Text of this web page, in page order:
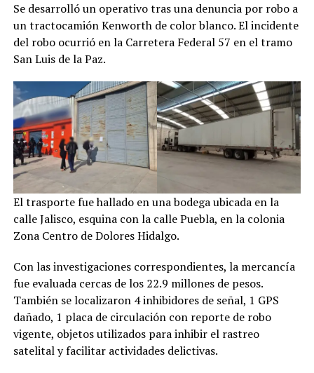
Se desarrolló un operativo tras una denuncia por robo a
un tractocamión Kenworth de color blanco. El incidente
del robo ocurrió en la Carretera Federal 57 en el tramo
San Luis de la Paz.
El trasporte fue hallado en una bodega ubicada en la
calle Jalisco, esquina con la calle Puebla, en la colonia
Zona Centro de Dolores Hidalgo.
Con las investigaciones correspondientes, la mercancía
fue evaluada cercas de los 22.9 millones de pesos.
También se localizaron 4 inhibidores de señal, 1 GPS
dañado, 1 placa de circulación con reporte de robo
vigente, objetos utilizados para inhibir el rastreo
satelital y facilitar actividades delictivas.